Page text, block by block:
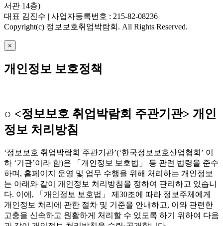
서관 14층)
대표 김진수 | 사업자등록번호 : 215-82-08236
Copyright(c) 정보보호취업박람회. All Rights Reserved.
×
개인정보 보호정책
○ <정보보호 취업박람회 주관기관> 개인
정보 처리방침
‘정보보호 취업박람회 주관기관’(‘한국정보보호산업협회’ 이
하 ‘기관’이라 함)은 「개인정보 보호법」 등 관련 법령을 준수
하며, 홈페이지 운영 및 업무 수행을 위해 처리하는 개인정보
는 아래와 같이 개인정보 처리방침을 정하여 관리하고 있습니
다. 이에, 「개인정보 보호법」 제30조에 따라 정보주체에게
개인정보 처리에 관한 절차 및 기준을 안내하고, 이와 관련한
고충을 신속하고 원활하게 처리할 수 있도록 하기 위하여 다음